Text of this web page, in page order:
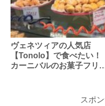
ヴェネツィアの人気店
【Tonolo】で食べたい！
カーニバルのお菓子フリ
スポ